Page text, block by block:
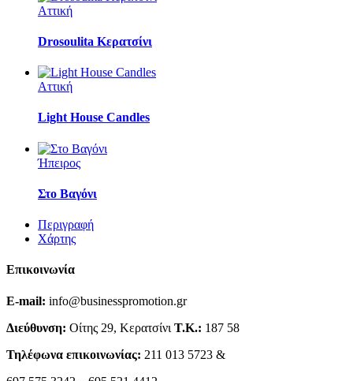
Αττική
Drosoulita Κερατσίνι
Αττική
Light House Candles
Ήπειρος
Στο Βαγόνι
Περιγραφή
Χάρτης
Επικοινωνία
E-mail: info@businesspromotion.gr
Διεύθυνση: Οίτης 29, Κερατσίνι Τ.Κ.: 187 58
Τηλέφωνα επικοινωνίας: 211 013 5723 &